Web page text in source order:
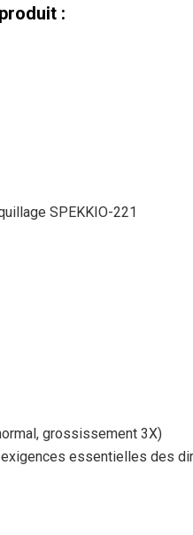
:
SPEKKIO-221
grossissement 3X)
essentielles des